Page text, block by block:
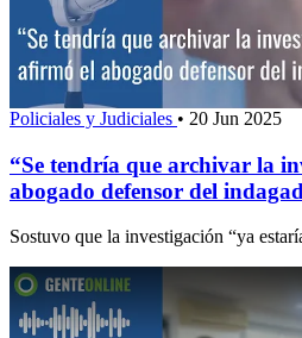
Policiales y Judiciales • 20 Jun 2025
“Se tendría que archivar la
abogado defensor del
Sostuvo que la investigación “ya